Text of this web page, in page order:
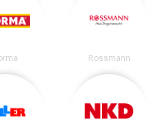
Rossmann